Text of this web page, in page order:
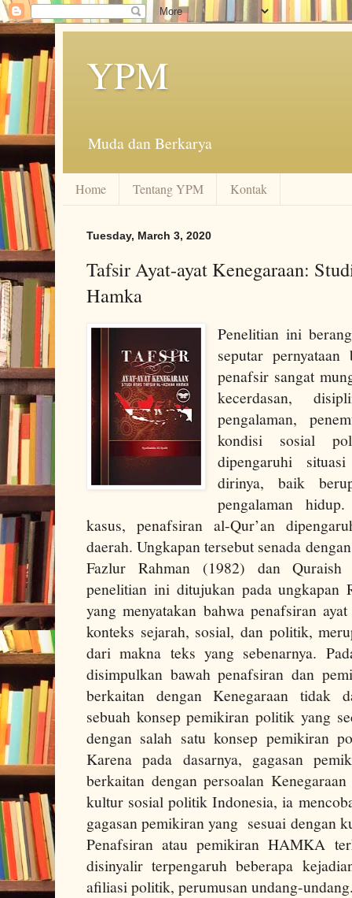
YPM
Muda dan Berkarya
Home Tentang YPM Kontak
Tuesday, March 3, 2020
Tafsir Ayat-ayat Kenegaraan:
Hamka
Penelitian ini
seputar pernyataan
penafsir sangat
kecerdasan,
pengalaman,
kondisi sosial
dipengaruhi
dirinya, baik
pengalaman
kasus, penafsiran al-Qur’an
daerah. Ungkapan tersebut senada
Fazlur Rahman (1982) dan Quraish
penelitian ini ditujukan pada ungkapan
yang menyatakan bahwa penafsiran
konteks sejarah, sosial, dan politik,
dari makna teks yang sebenarnya.
disimpulkan bawah penafsiran dan
berkaitan dengan Kenegaraan tidak
sebuah konsep pemikiran politik yang
dengan salah satu konsep pemikiran
Karena pada dasarnya, gagasan
berkaitan dengan persoalan
kultur sosial politik Indonesia, ia
gagasan pemikiran yang sesuai dengan
Penafsiran atau pemikiran HAMKA
disinyalir terpengaruh beberapa
afiliasi politik, perumusan undang-